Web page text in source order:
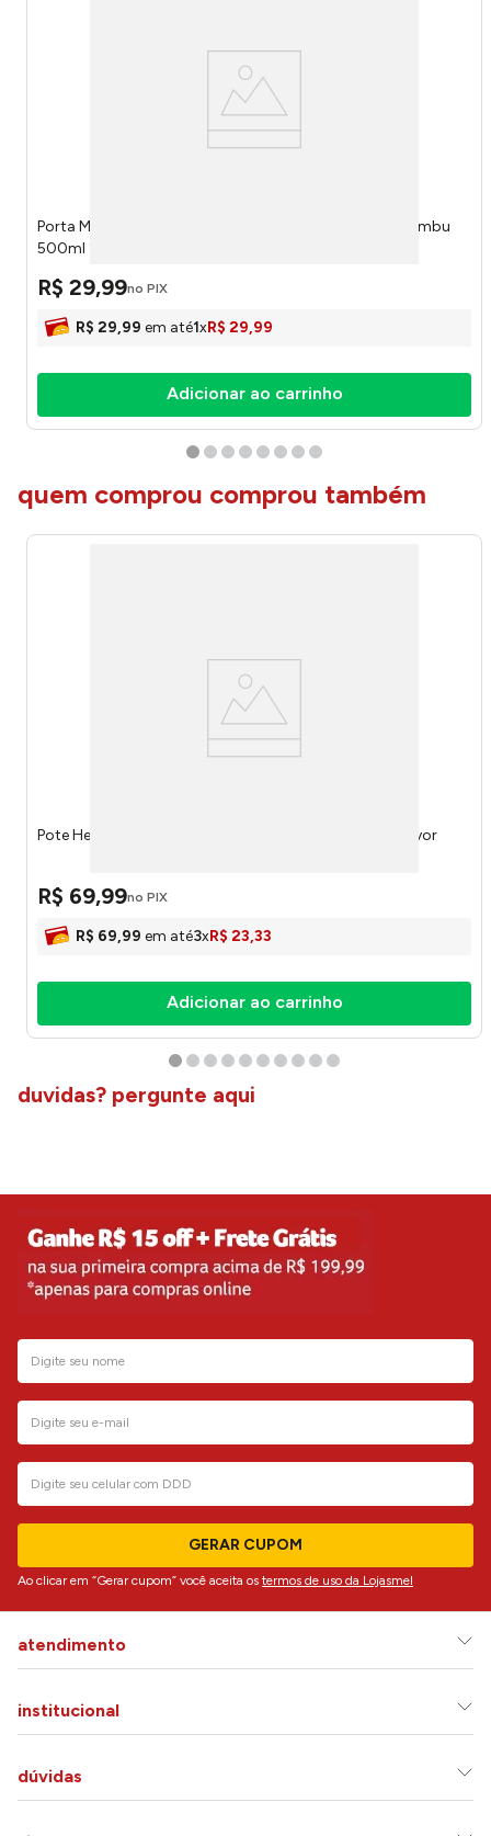
Porta Mantimento Vidro Borossilicato Com Tampa Bambu
500ml 20724 - Wolff
R$ 29,99no PIX
R$ 29,99 em até1xR$ 29,99
Adicionar ao carrinho
quem comprou comprou também
Pote Hermético Essência Vidro 4,65 Litros 222908 - Lyor
R$ 69,99no PIX
R$ 69,99 em até3xR$ 23,33
Adicionar ao carrinho
duvidas? pergunte aqui
GERAR CUPOM
Ao clicar em “Gerar cupom” você aceita os termos de uso da Lojasmel
atendimento
institucional
dúvidas